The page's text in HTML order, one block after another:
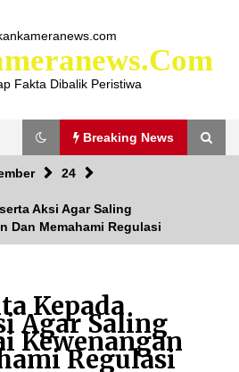
Fakta Dibalik Peristiwa
Breaking News
Mafia Tanah Desa
di Desa Sepayung
Pastikan
Maksimal
24
Aksi Agar Saling
Dan Memahami Regulasi
Kepada
Agar Saling
Kewenangan
Regulasi